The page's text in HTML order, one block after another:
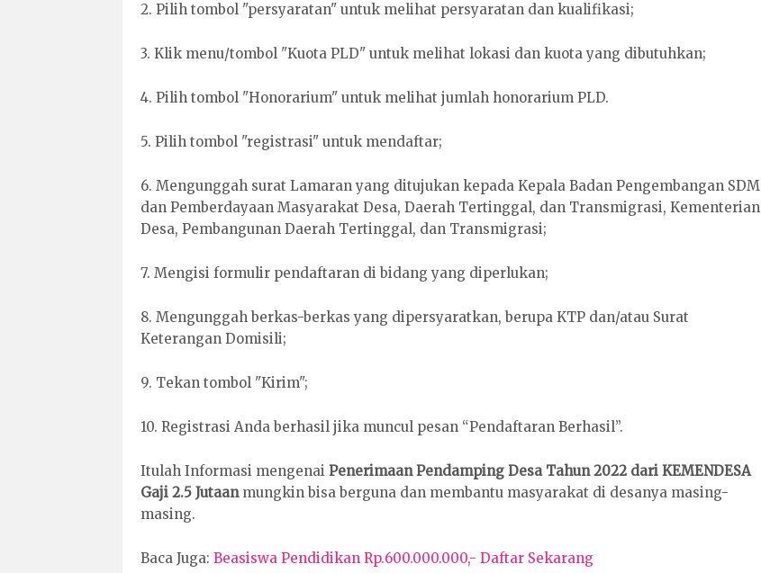
2. Pilih tombol "persyaratan" untuk melihat persyaratan dan kualifikasi;
3. Klik menu/tombol "Kuota PLD" untuk melihat lokasi dan kuota yang dibutuhkan;
4. Pilih tombol "Honorarium" untuk melihat jumlah honorarium PLD.
5. Pilih tombol "registrasi" untuk mendaftar;
6. Mengunggah surat Lamaran yang ditujukan kepada Kepala Badan Pengembangan SDM
dan Pemberdayaan Masyarakat Desa, Daerah Tertinggal, dan Transmigrasi, Kementerian
Desa, Pembangunan Daerah Tertinggal, dan Transmigrasi;
7. Mengisi formulir pendaftaran di bidang yang diperlukan;
8. Mengunggah berkas-berkas yang dipersyaratkan, berupa KTP dan/atau Surat
Keterangan Domisili;
9. Tekan tombol "Kirim";
10. Registrasi Anda berhasil jika muncul pesan “Pendaftaran Berhasil”.
Itulah Informasi mengenai Penerimaan Pendamping Desa Tahun 2022 dari KEMENDESA
Gaji 2.5 Jutaanmungkin bisa berguna dan membantu masyarakat di desanya masing-
masing.
Baca Juga: Beasiswa Pendidikan Rp.600.000.000,- Daftar Sekarang